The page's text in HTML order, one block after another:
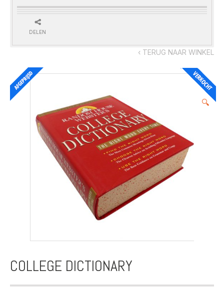
‹ TERUG NAAR WINKEL
🔍
COLLEGE DICTIONARY
DELEN